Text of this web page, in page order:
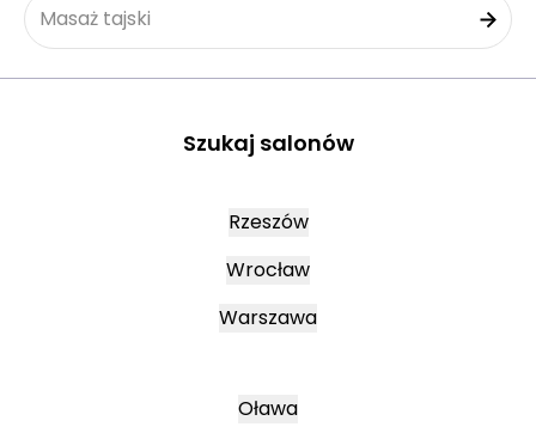
Masaż tajski
Szukaj salonów
Rzeszów
Wrocław
Warszawa
Oława